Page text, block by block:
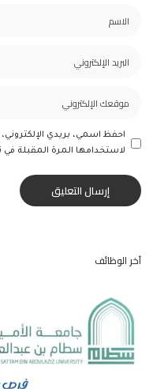
احفظ اسمي، بريدي
لاستخدامها المرة المقبلة في
آخر الوظائف